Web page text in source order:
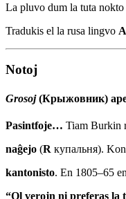
La pluvo dum la tuta
Tradukis el la rusa lingvo
Notoj
Grosoj(Крыжовник)
Pasintfoje… Tiam Burkin
naĝejo (R купальня).
kantonisto. En 1805–65
“Ol verojn ni preferas